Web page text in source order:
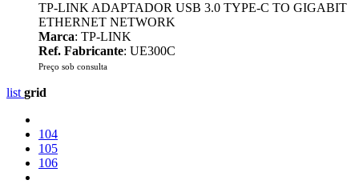
TP-LINK ADAPTADOR USB 3.0 TYPE-C TO GIGABIT
ETHERNET NETWORK
Marca: TP-LINK
Ref. Fabricante: UE300C
Preço sob consulta
list grid
104
105
106